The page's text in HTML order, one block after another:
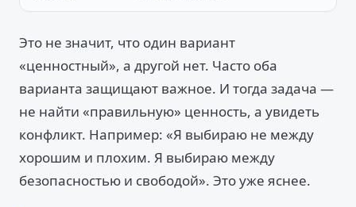
Это не значит, что один вариант
«ценностный», а другой нет. Часто оба
варианта защищают важное. И тогда задача —
не найти «правильную» ценность, а увидеть
конфликт. Например: «Я выбираю не между
хорошим и плохим. Я выбираю между
безопасностью и свободой». Это уже яснее.